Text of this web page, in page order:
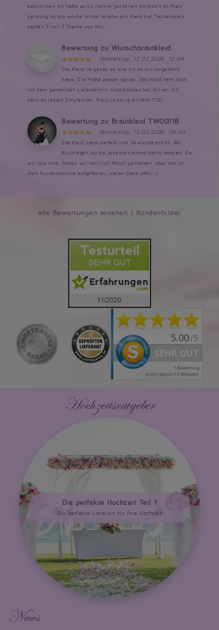
bekommen Ich hatte es zu meiner goldenen Hochzeit an Preis
Leistung ist top würde immer wieder ein Kleid bei Taubenweis
kaufen 5 von 5 Sterne von mir...
Bewertung zu Wunschbrautkleid
Donnerstag, 12.02.2026, 12:04
Das Kleid ist genau so wie ich es mir vorgestellt
habe. Die Maße passen genau. Das Kleid kam noch
vor dem genannten Liefertermin unbeschadet bei mir an. Ich
kann es jedem Empfehlen. Preis Leistung einfach TOP!
Bewertung zu Brautkleid TW0011B
Donnerstag, 12.02.2026, 09:02
Das Kleid passt perfekt und ist wunderschön. Bei
Rückfragen wurde jederzeit schnellstens reagiert. Da
wir leie sind, haben wir natürlich falsch gemessen, aber das ist
dem Kundenservice aufgefallen, vielen Dank dafür :)
alle Bewertungen ansehen | Kundenbilder
Hochzeitsratgeber
Die perfekte Hochzeit Teil 1
Die perfekte Location für Ihre Hochzeit
News